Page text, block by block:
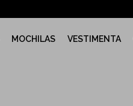
MOCHILAS VESTIMENTA